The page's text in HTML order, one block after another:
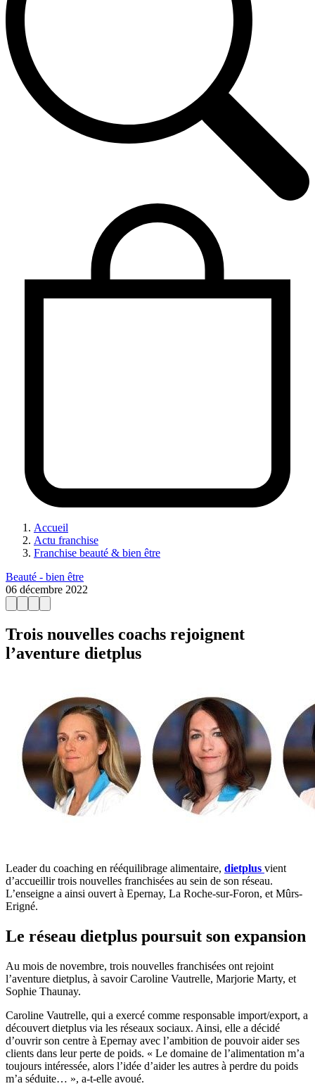
Accueil
Actu franchise
Franchise beauté & bien être
Beauté - bien être
06 décembre 2022
Trois nouvelles coachs rejoignent
l’aventure dietplus
Leader du coaching en rééquilibrage alimentaire, dietplus vient
d’accueillir trois nouvelles franchisées au sein de son réseau.
L’enseigne a ainsi ouvert à Epernay, La Roche-sur-Foron, et Mûrs-
Erigné.
Le réseau dietplus poursuit son expansion
Au mois de novembre, trois nouvelles franchisées ont rejoint
l’aventure dietplus, à savoir Caroline Vautrelle, Marjorie Marty, et
Sophie Thaunay.
Caroline Vautrelle, qui a exercé comme responsable import/export, a
découvert dietplus via les réseaux sociaux. Ainsi, elle a décidé
d’ouvrir son centre à Epernay avec l’ambition de pouvoir aider ses
clients dans leur perte de poids. « Le domaine de l’alimentation m’a
toujours intéressée, alors l’idée d’aider les autres à perdre du poids
m’a séduite… », a-t-elle avoué.